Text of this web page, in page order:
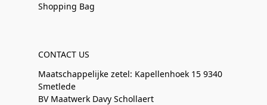
Shopping Bag
CONTACT US
Maatschappelijke zetel: Kapellenhoek 15 9340
Smetlede
BV Maatwerk Davy Schollaert